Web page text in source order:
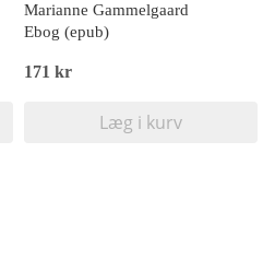
Marianne Gammelgaard
Ebog (epub)
171 kr
Læg i kurv